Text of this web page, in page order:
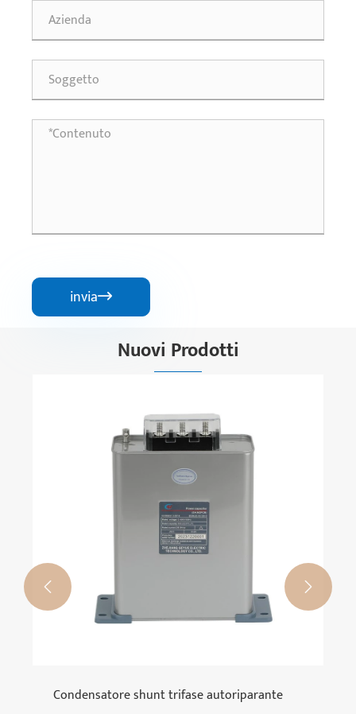
invia
Nuovi Prodotti
Condensatore shunt trifase autoriparante
 